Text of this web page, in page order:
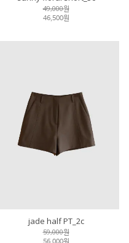
49,000원
46,500원
jade half PT_2c
59,000원